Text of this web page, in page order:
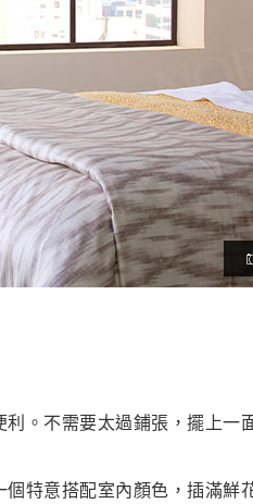
。不需要太過鋪張，擺上一
特意搭配室內顏色，插滿鮮